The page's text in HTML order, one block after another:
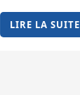
LIRE LA SUITE